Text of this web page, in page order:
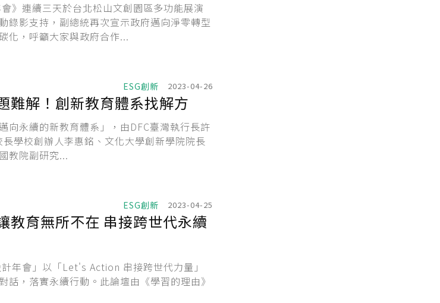
》連續三天於台北松山文創園區多功能展演
錄影支持，副總統再次宣示政府邁向淨零轉型
化，呼籲大家與政府合作...
ESG創新 2023-04-26
難解！創新教育體系找解方
向永續的新教育體系」，由DFC臺灣執行長許
學校創辦人李惠銘、文化大學創新學院院長
教院副研究...
ESG創新 2023-04-25
教育無所不在 串接跨世代永續
年會」以「Let's Action 串接跨世代力量」
話，落實永續行動。此論壇由《學習的理由》